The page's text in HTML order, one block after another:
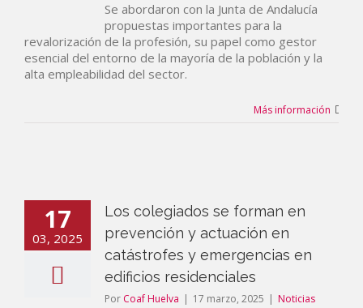
Se abordaron con la Junta de Andalucía
propuestas importantes para la
revalorización de la profesión, su papel como gestor
esencial del entorno de la mayoría de la población y la
alta empleabilidad del sector.
Más información
17
03, 2025
Los colegiados se forman en
prevención y actuación en
catástrofes y emergencias en
edificios residenciales
Por Coaf Huelva | 17 marzo, 2025 | Noticias